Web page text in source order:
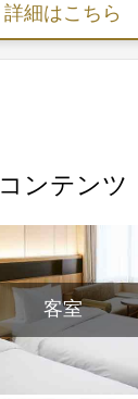
詳細はこちら
コンテンツ
客室